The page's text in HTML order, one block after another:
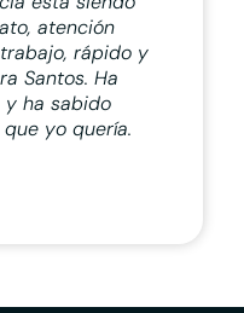
atención
rápido y
Santos. Ha
y ha sabido
yo quería.